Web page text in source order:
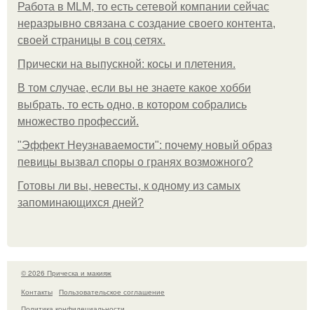
Работа в MLM, то есть сетевой компании сейчас
неразрывно связана с создание своего контента,
своей страницы в соц сетях.
Прически на выпускной: косы и плетения.
В том случае, если вы не знаете какое хобби
выбрать, то есть одно, в котором собрались
множество профессий.
"Эффект Неузнаваемости": почему новый образ
певицы вызвал споры о гранях возможного?
Готовы ли вы, невесты, к одному из самых
запоминающихся дней?
© 2026 Прическа и макияж
Контакты
Пользовательское соглашение